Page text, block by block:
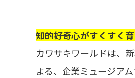
知的好奇心がすくすく
カワサキワールドは、
よる、企業ミュージア